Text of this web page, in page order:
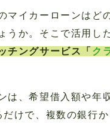
マイカーローンはど
うか。そこで活用し
チングサービス「 ク
は、希望借入額や年
だけで、複数の銀行